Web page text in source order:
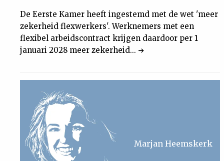
De Eerste Kamer heeft ingestemd met de wet 'meer
zekerheid flexwerkers'. Werknemers met een
flexibel arbeidscontract krijgen daardoor per 1
januari 2028 meer zekerheid...
Marjan Heemskerk